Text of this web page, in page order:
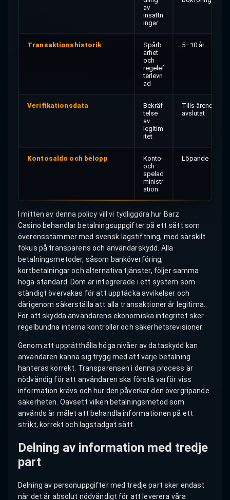
av
insättn
ingar
Transaktionshistorik
Spårb
arhet
och
regelef
terlevn
ad
5–10 år
Verifikationsdata
Bekräf
telse
av
legitim
itet
Tills ärendet är
avslutat
Kontosaldo och belopp
Konto-
och
spelad
ministr
ation
Löpande
I mitten av denna policy vill vi tydliggöra hur Barz
Casino behandlar betalningsuppgifter på ett sätt som
överensstämmer med svensk lagstiftning, med särskilt
fokus på transparens och användarskydd. Alla
betalningsmetoder, såsom banköverföring,
kortbetalningar och alternativa tjänster, följer samma
höga standard. Dom är integrerade i ett system som
ständigt övervakas för att upptäcka avvikelser och
därigenom säkerställa att alla transaktioner är legitima.
För att skydda användarens ekonomiska integritet sker
regelbundna interna kontroller och säkerhetsrevisioner.
Genom att upprätthålla höga nivåer av dataskydd kan
användaren känna sig trygg med att varje betalning
hanteras korrekt. Transparensen i denna process är
nödvändig för att användaren ska förstå varför viss
information krävs och hur den påverkar den övergripande
säkerheten. Oavsett vilken betalningsmetod som
används är målet att behandla informationen på ett
strikt, korrekt och lagstadgat sätt.
Delning av information med tredje
part
Delning av personuppgifter med tredje part sker endast
när det är absolut nödvändigt för att leverera våra